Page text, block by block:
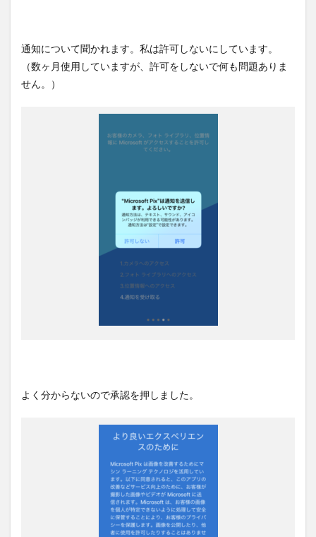
通知について聞かれます。私は許可しないにしています。
（数ヶ月使用していますが、許可をしないで何も問題ありま
せん。）
よく分からないので承認を押しました。